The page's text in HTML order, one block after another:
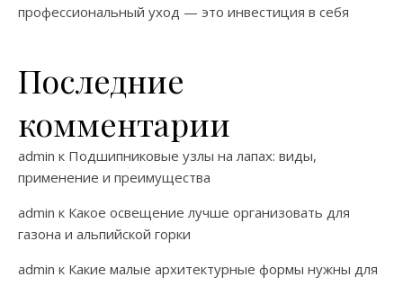
профессиональный уход — это инвестиция в себя
Последние
комментарии
admin к Подшипниковые узлы на лапах: виды,
применение и преимущества
admin к Какое освещение лучше организовать для
газона и альпийской горки
admin к Какие малые архитектурные формы нужны для